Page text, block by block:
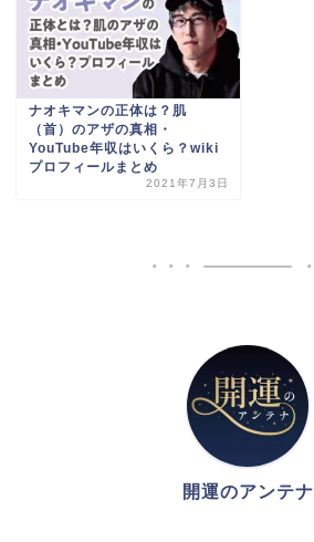
ナオキマンの正体は？肌
（首）のアザの真相・
YouTube年収はいくら？wiki
プロフィールまとめ
2021年7月3日
開運のアンテナ